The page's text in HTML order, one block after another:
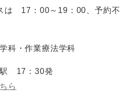
は 17：00～19：00、予約不
科・作業療法学科
駅 17：30発
ら